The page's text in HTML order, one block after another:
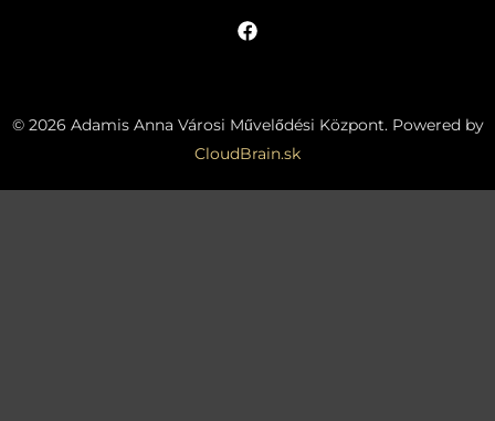
© 2026 Adamis Anna Városi Művelődési Központ. Powered by
CloudBrain.sk